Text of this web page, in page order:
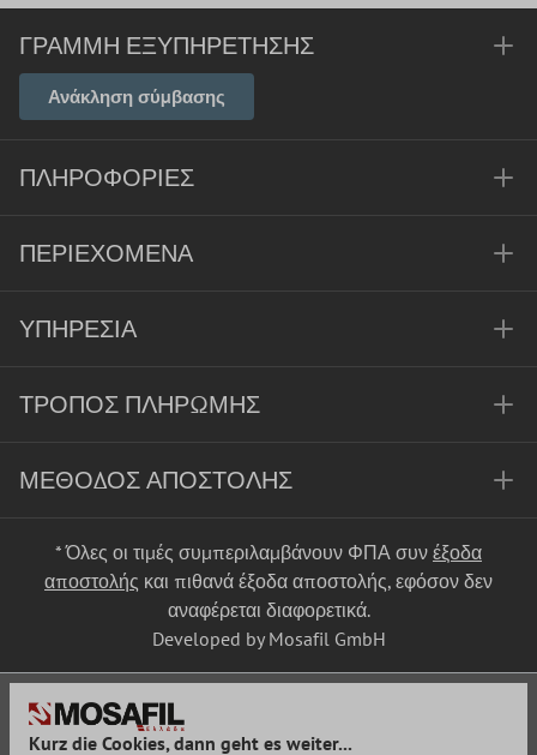
ΓΡΑΜΜΉ ΕΞΥΠΗΡΈΤΗΣΗΣ
Ανάκληση σύμβασης
ΠΛΗΡΟΦΟΡΊΕΣ
ΠΕΡΙΕΧΌΜΕΝΑ
ΥΠΗΡΕΣΊΑ
ΤΡΌΠΟΣ ΠΛΗΡΩΜΉΣ
ΜΈΘΟΔΟΣ ΑΠΟΣΤΟΛΉΣ
* Όλες οι τιμές συμπεριλαμβάνουν ΦΠΑ συν έξοδα
αποστολής και πιθανά έξοδα αποστολής, εφόσον δεν
αναφέρεται διαφορετικά.
Developed by Mosafil GmbH
Kurz die Cookies, dann geht es weiter...